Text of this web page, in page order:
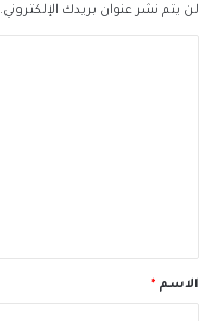
لن يتم نشر عنوان بريدك الإلكتروني.
*الاسم *